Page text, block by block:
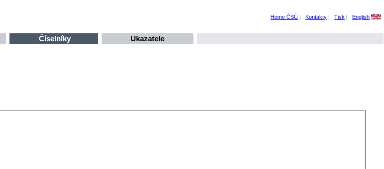
Home ČSÚ | Kontakty | Tisk | English
Číselníky Ukazatele